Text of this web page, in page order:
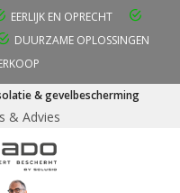
EERLIJK EN OPRECHT
DUURZAME OPLOSSINGEN
& gevelbescherming
& Advies